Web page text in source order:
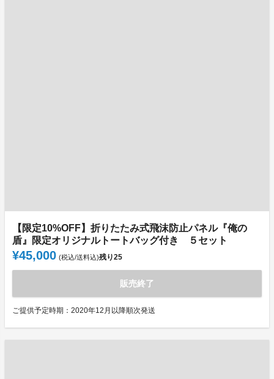
【限定10%OFF】折りたたみ式飛沫防止パネル『俺の
盾』限定オリジナルトートバッグ付き ５セット
¥45,000 (税込/送料込)残り25
販売終了
ご提供予定時期：2020年12月以降順次発送